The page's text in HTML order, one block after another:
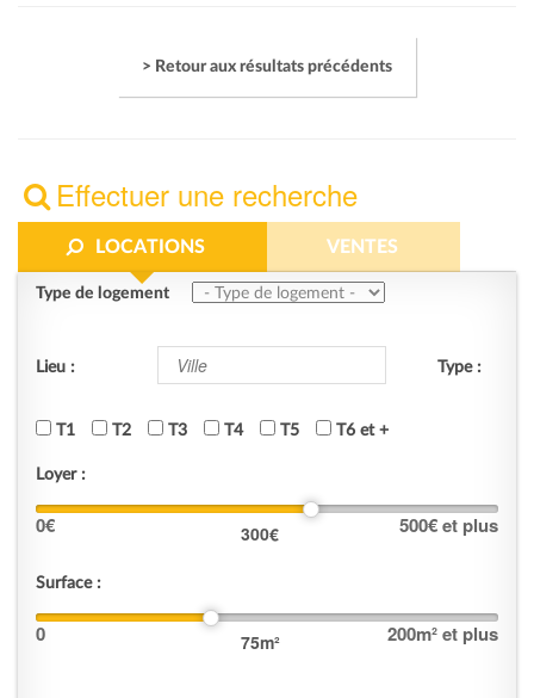
> Retour aux résultats précédents
Effectuer une recherche
LOCATIONS VENTES
Type de logement
Lieu : Type :
T1 T2 T3 T4 T5 T6 et +
Loyer :
0€ 300€ 500€ et plus
Surface :
0 75m² 200m² et plus